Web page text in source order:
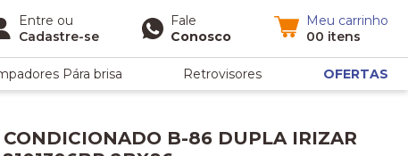
Entre ou
Cadastre-se
Fale
Conosco
Meu carrinho
00 itens
Pára brisa Retrovisores OFERTAS
CONDICIONADO B-86 DUPLA IRIZAR